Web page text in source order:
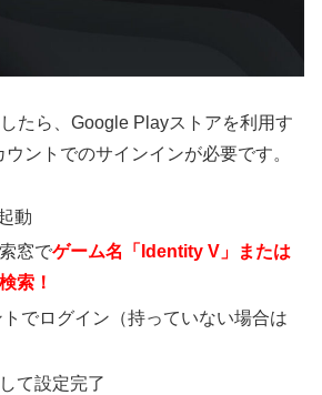
たら、Google Playストアを利用す
ントでのサインインが必要です。
動
窓でゲーム名「Identity V」または
索！
でログイン（持っていない場合は
て設定完了